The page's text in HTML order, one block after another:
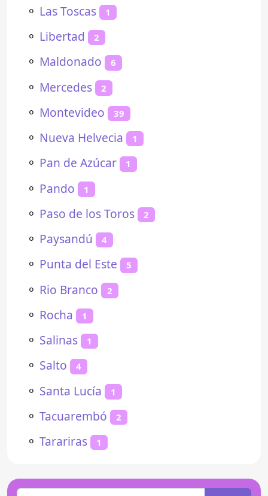
⚬ Las Toscas 1
⚬ Libertad 2
⚬ Maldonado 6
⚬ Mercedes 2
⚬ Montevideo 39
⚬ Nueva Helvecia 1
⚬ Pan de Azúcar 1
⚬ Pando 1
⚬ Paso de los Toros 2
⚬ Paysandú 4
⚬ Punta del Este 5
⚬ Rio Branco 2
⚬ Rocha 1
⚬ Salinas 1
⚬ Salto 4
⚬ Santa Lucía 1
⚬ Tacuarembó 2
⚬ Tarariras 1